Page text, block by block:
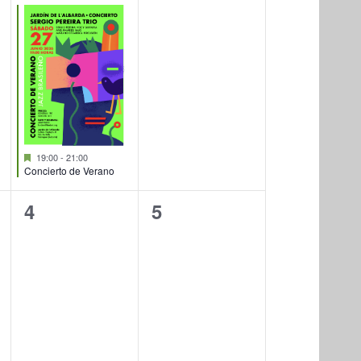
evento,
Destacado
19:00- 21:00
Concierto de Verano
0
4
0
5